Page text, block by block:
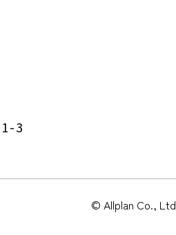
3
© Allplan Co., Ltd